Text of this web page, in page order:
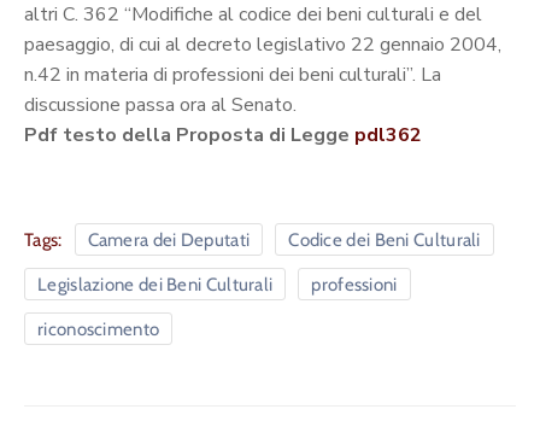
altri C. 362 “Modifiche al codice dei beni culturali e del
paesaggio, di cui al decreto legislativo 22 gennaio 2004,
n.42 in materia di professioni dei beni culturali”. La
discussione passa ora al Senato.
Pdf testo della Proposta di Legge pdl362
Tags: Camera dei Deputati Codice dei Beni Culturali
Legislazione dei Beni Culturali professioni
riconoscimento